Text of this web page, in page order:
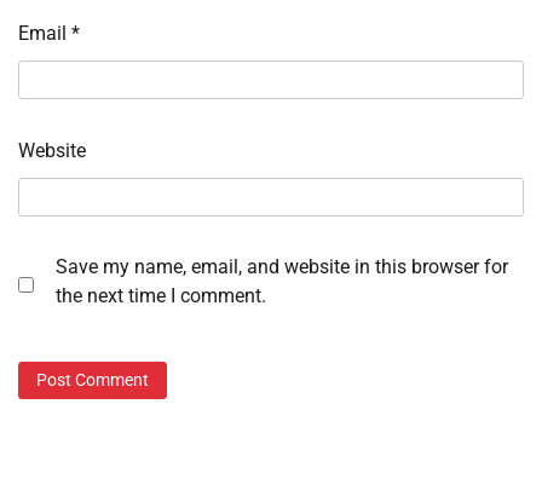
Email *
Website
Save my name, email, and website in this browser for
the next time I comment.